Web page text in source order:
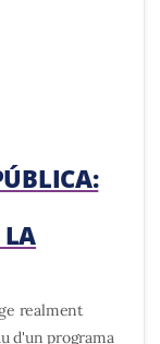
LA
realment
d'un programa